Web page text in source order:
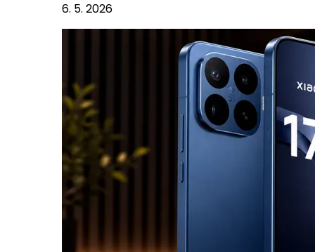
6. 5. 2026